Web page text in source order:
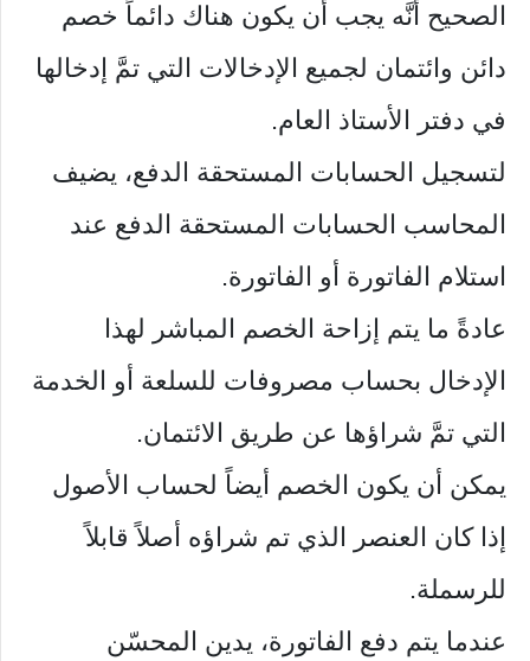
الصحيح أنَّه يجب أن يكون هناك دائماً خصم
دائن وائتمان لجميع الإدخالات التي تمَّ إدخالها
في دفتر الأستاذ العام.
لتسجيل الحسابات المستحقة الدفع، يضيف
المحاسب الحسابات المستحقة الدفع عند
استلام الفاتورة أو الفاتورة.
عادةً ما يتم إزاحة الخصم المباشر لهذا
الإدخال بحساب مصروفات للسلعة أو الخدمة
التي تمَّ شراؤها عن طريق الائتمان.
يمكن أن يكون الخصم أيضاً لحساب الأصول
إذا كان العنصر الذي تم شراؤه أصلاً قابلاً
للرسملة.
عندما يتم دفع الفاتورة، يدين المحسّن